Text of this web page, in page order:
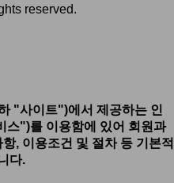
reserved.
"사이트")에서 제공하는 인
스")를 이용함에 있어 회원과
, 이용조건 및 절차 등 기본적
다.